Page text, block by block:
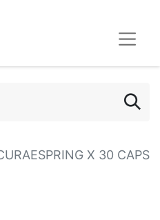
X 30 CAPS